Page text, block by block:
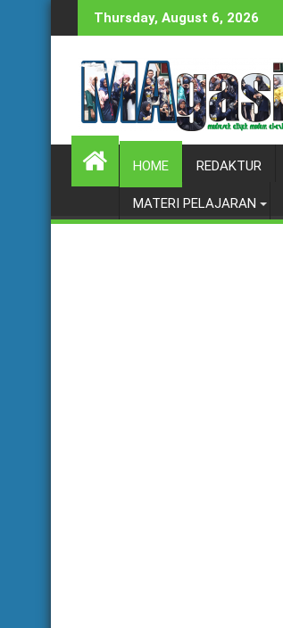
to
Thursday, August 6, 2026
HOME REDAKTUR
MATERI PELAJARAN